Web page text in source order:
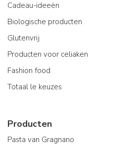
Cadeau-ideeën
Biologische producten
Glutenvrij
Producten voor celiaken
Fashion food
Totaal le keuzes
Producten
Pasta van Gragnano